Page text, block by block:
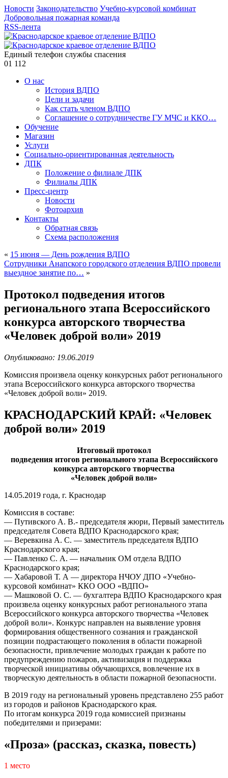
Новости Законодательство Учебно-курсовой комбинат
Добровольная пожарная команда
RSS-лента
Единый телефон службы спасения
01 112
О нас
История ВДПО
Цели и задачи
Как стать членом ВДПО
Соглашение о сотрудничестве ГУ МЧС и ККО…
Обучение
Магазин
Услуги
Социально-ориентированная деятельность
ДПК
Положение о филиале ДПК
Филиалы ДПК
Пресс-центр
Новости
Фотоархив
Контакты
Обратная связь
Схема расположения
« 15 июня — День рождения ВДПО
Сотрудники Анапского городского отделения ВДПО провели
выездное занятие по… »
Протокол подведения итогов
регионального этапа Всероссийского
конкурса авторского творчества
«Человек доброй воли» 2019
Опубликовано: 19.06.2019
Комиссия произвела оценку конкурсных работ регионального
этапа Всероссийского конкурса авторского творчества
«Человек доброй воли» 2019.
КРАСНОДАРСКИЙ КРАЙ: «Человек
доброй воли» 2019
Итоговый протокол
подведения итогов регионального этапа Всероссийского
конкурса авторского творчества
«Человек доброй воли»
14.05.2019 года, г. Краснодар
Комиссия в составе:
— Путивского А. В.- председателя жюри, Первый заместитель
председателя Совета ВДПО Краснодарского края;
— Веревкина А. С. — заместитель председателя ВДПО
Краснодарского края;
— Павленко С. А. — начальник ОМ отдела ВДПО
Краснодарского края;
— Хабаровой Т. А — директора НЧОУ ДПО «Учебно-
курсовой комбинат» ККО ООО «ВДПО»
— Машковой О. С. — бухгалтера ВДПО Краснодарского края
произвела оценку конкурсных работ регионального этапа
Всероссийского конкурса авторского творчества «Человек
доброй воли». Конкурс направлен на выявление уровня
формирования общественного сознания и гражданской
позиции подрастающего поколения в области пожарной
безопасности, привлечение молодых граждан к работе по
предупреждению пожаров, активизация и поддержка
творческой инициативы обучающихся, вовлечение их в
творческую деятельность в области пожарной безопасности.
В 2019 году на региональный уровень представлено 255 работ
из городов и районов Краснодарского края.
По итогам конкурса 2019 года комиссией признаны
победителями и призерами:
«Проза» (рассказ, сказка, повесть)
1 место